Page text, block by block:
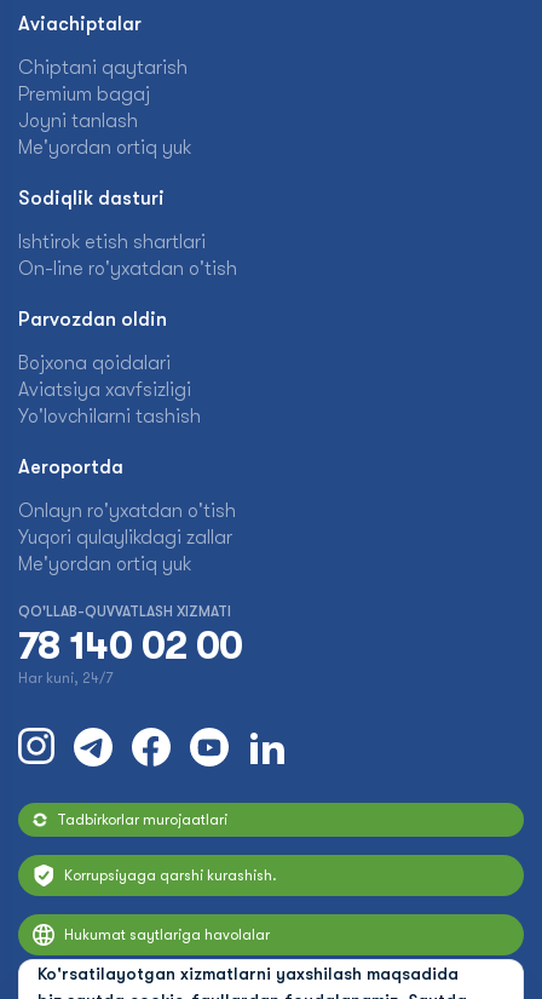
Ko'rsatilayotgan xizmatlarni yaxshilash maqsadida
Aviachiptalar
Chiptani qaytarish
Premium bagaj
Joyni tanlash
Me'yordan ortiq yuk
Sodiqlik dasturi
Ishtirok etish shartlari
On-line ro'yxatdan o'tish
Parvozdan oldin
Bojxona qoidalari
Aviatsiya xavfsizligi
Yo'lovchilarni tashish
Aeroportda
Onlayn ro'yxatdan o'tish
Yuqori qulaylikdagi zallar
Me'yordan ortiq yuk
QO'LLAB-QUVVATLASH XIZMATI
78 140 02 00
Har kuni, 24/7
Tadbirkorlar murojaatlari
Korrupsiyaga qarshi kurashish.
Hukumat saytlariga havolalar